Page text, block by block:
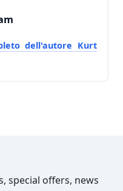
dell'autore Kurt
special offers, news